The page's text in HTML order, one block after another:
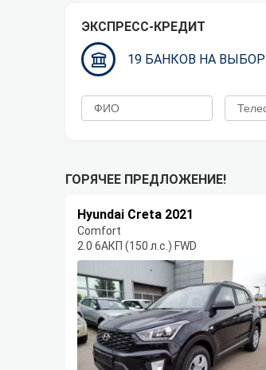
ЭКСПРЕСС-КРЕДИТ
19 БАНКОВ НА ВЫБОР
ГОРЯЧЕЕ ПРЕДЛОЖЕНИЕ!
Hyundai Creta 2021
Comfort
2.0 6AКП (150 л.с.) FWD